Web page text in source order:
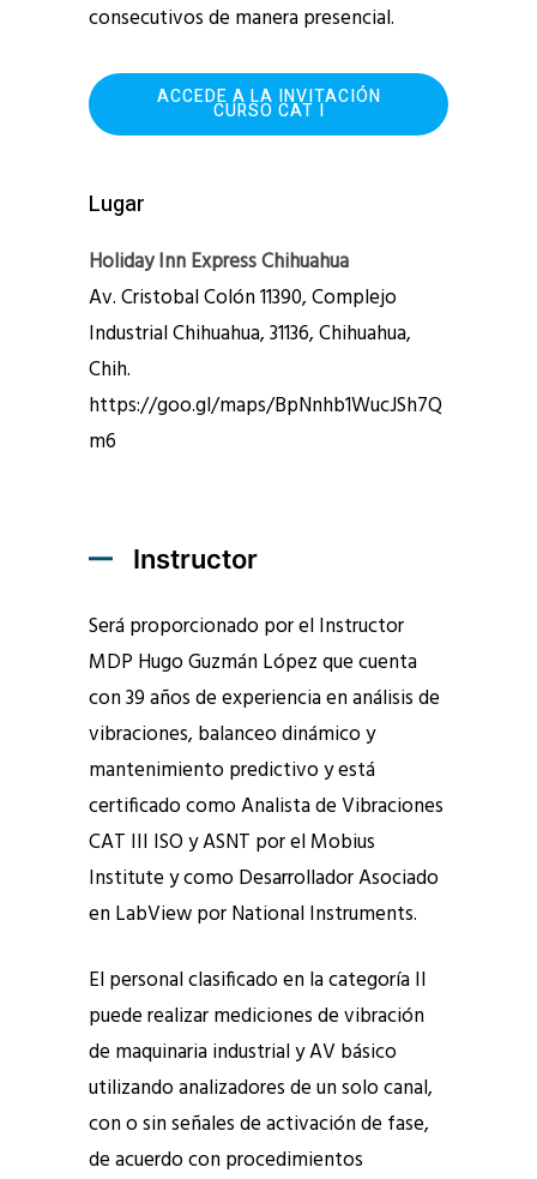
consecutivos de manera presencial.
ACCEDE A LA INVITACIÓN
CURSO CAT I
Lugar
Holiday Inn Express Chihuahua
Av. Cristobal Colón 11390, Complejo
Industrial Chihuahua, 31136, Chihuahua,
Chih.
https://goo.gl/maps/BpNnhb1WucJSh7Q
m6
Instructor
Será proporcionado por el Instructor
MDP Hugo Guzmán López que cuenta
con 39 años de experiencia en análisis de
vibraciones, balanceo dinámico y
mantenimiento predictivo y está
certificado como Analista de Vibraciones
CAT III ISO y ASNT por el Mobius
Institute y como Desarrollador Asociado
en LabView por National Instruments.
El personal clasificado en la categoría II
puede realizar mediciones de vibración
de maquinaria industrial y AV básico
utilizando analizadores de un solo canal,
con o sin señales de activación de fase,
de acuerdo con procedimientos